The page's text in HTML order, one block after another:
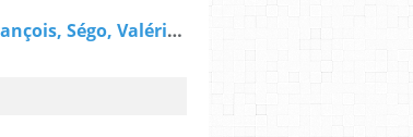
François, Ségo, Valérie, Julie et les autres